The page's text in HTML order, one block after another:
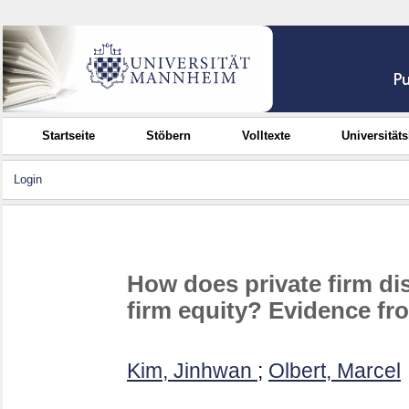
Startseite Stöbern Volltexte
Login
How does private firm
firm equity? Evidence
Kim, Jinhwan ; Olbert, Marcel